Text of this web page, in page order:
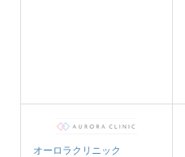
オーロラクリニック